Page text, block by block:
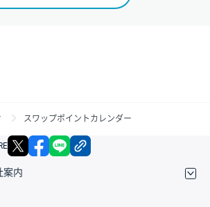
スワップポイントカレンダー
X facebook
案内